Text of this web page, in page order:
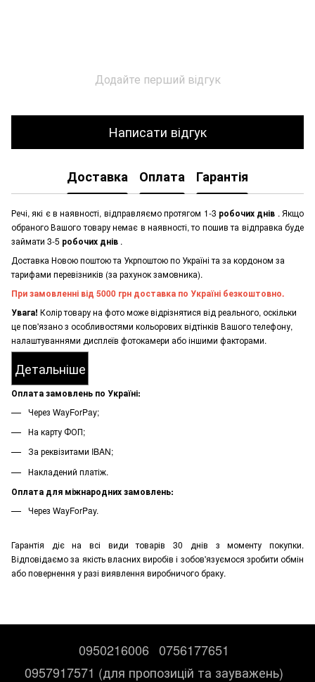
Додайте перший відгук
Написати відгук
Доставка Оплата Гарантія
Речі, які є в наявності, відправляємо протягом 1-3 робочих днів . Якщо
обраного Вашого товару немає в наявності, то пошив та відправка буде
займати 3-5 робочих днів .
Доставка Новою поштою та Укрпоштою по Україні та за кордоном за
тарифами перевізників (за рахунок замовника).
При замовленні від 5000 грн доставка по Україні безкоштовно.
Увага! Колір товару на фото може відрізнятися від реального, оскільки
це пов'язано з особливостями кольорових відтінків Вашого телефону,
налаштуваннями дисплеїв фотокамери або іншими факторами.
Детальніше
Оплата замовлень по Україні:
Через WayForPay;
На карту ФОП;
За реквізитами IBAN;
Накладений платіж.
Оплата для міжнародних замовлень:
Через WayForPay.
Гарантія діє на всі види товарів 30 днів з моменту покупки.
Відповідаємо за якість власних виробів і зобов'язуємося зробити обмін
або повернення у разі виявлення виробничого браку.
0950216006 0756177651
0957917571 (для пропозицій та зауважень)